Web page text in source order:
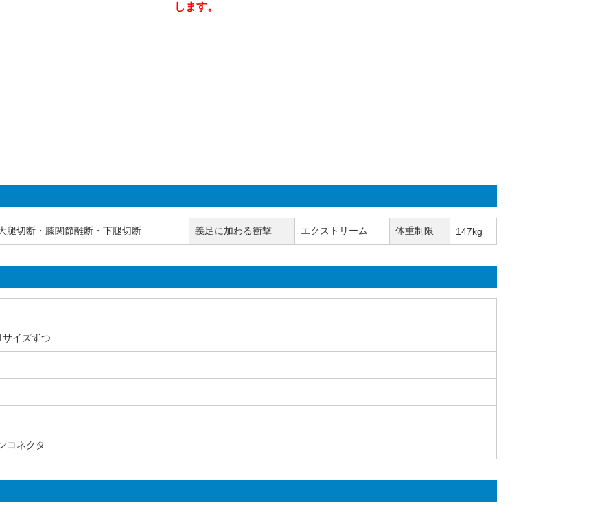
します。
腿切断・膝関節離断・下腿切断 義足に加わる衝撃 エクストリーム 体重制限 147kg
イズずつ
コネクタ